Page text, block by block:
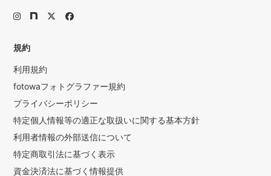
規約
利用規約
fotowaフォトグラファー規約
プライバシーポリシー
特定個人情報等の適正な取扱いに関する基本方針
利用者情報の外部送信について
特定商取引法に基づく表示
資金決済法に基づく情報提供